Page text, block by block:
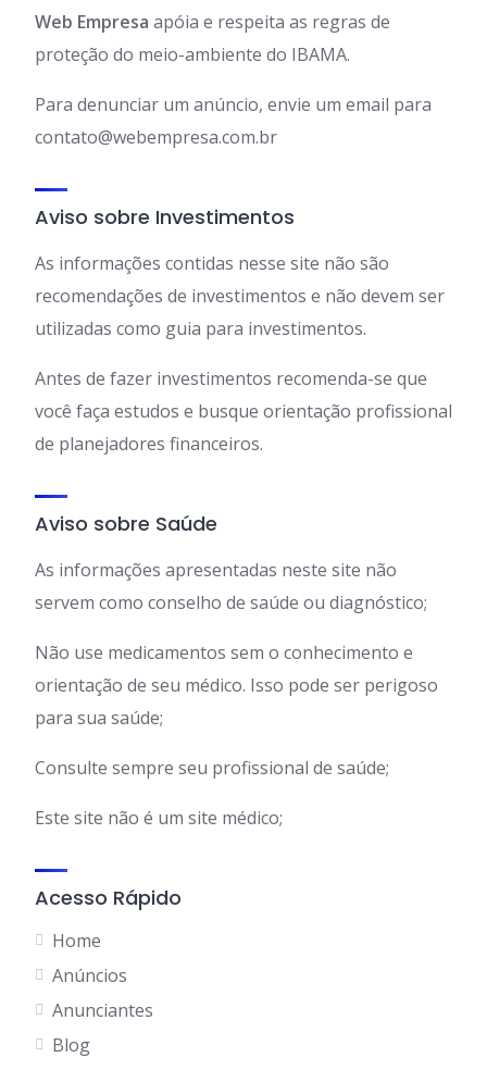
Web Empresa apóia e respeita as regras de
proteção do meio-ambiente do IBAMA.
Para denunciar um anúncio, envie um email para
contato@webempresa.com.br
Aviso sobre Investimentos
As informações contidas nesse site não são
recomendações de investimentos e não devem ser
utilizadas como guia para investimentos.
Antes de fazer investimentos recomenda-se que
você faça estudos e busque orientação profissional
de planejadores financeiros.
Aviso sobre Saúde
As informações apresentadas neste site não
servem como conselho de saúde ou diagnóstico;
Não use medicamentos sem o conhecimento e
orientação de seu médico. Isso pode ser perigoso
para sua saúde;
Consulte sempre seu profissional de saúde;
Este site não é um site médico;
Acesso Rápido
Home
Anúncios
Anunciantes
Blog